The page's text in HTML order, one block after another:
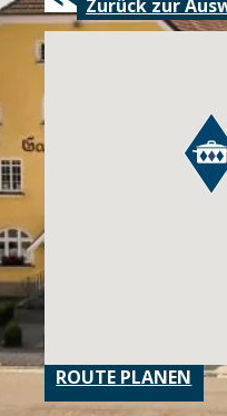
Zurück zur
ROUTE PLANEN